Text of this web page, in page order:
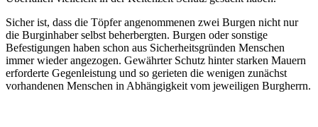
Sicher ist, dass die Töpfer angenommenen zwei Burgen nicht nur
die Burginhaber selbst beherbergten. Burgen oder sonstige
Befestigungen haben schon aus Sicherheitsgründen Menschen
immer wieder angezogen. Gewährter Schutz hinter starken Mauern
erforderte Gegenleistung und so gerieten die wenigen zunächst
vorhandenen Menschen in Abhängigkeit vom jeweiligen Burgherrn.